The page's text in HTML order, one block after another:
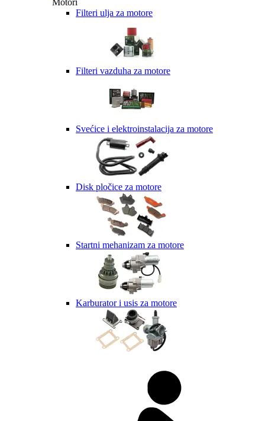
Motori
Filteri ulja za motore
Filteri vazduha za motore
Svećice i elektroinstalacija za motore
Disk pločice za motore
Startni mehanizam za motore
Karburator i usis za motore